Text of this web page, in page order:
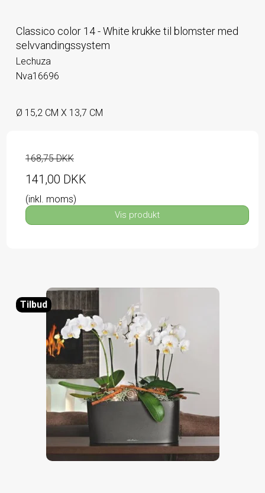
Classico color 14 - White krukke til blomster med
selvvandingssystem
Lechuza
Nva16696
Ø 15,2 CM X 13,7 CM
168,75 DKK
141,00 DKK
(inkl. moms)
Vis produkt
Tilbud